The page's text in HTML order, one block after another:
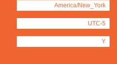
America/New_York
UTC-5
Y